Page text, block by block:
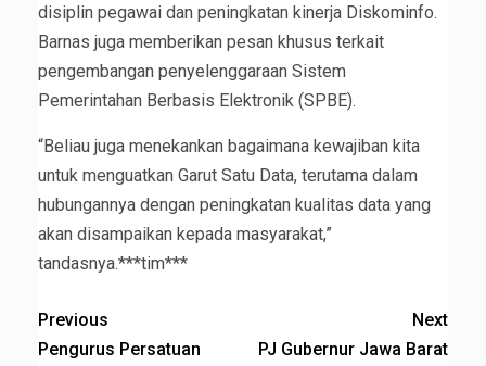
disiplin pegawai dan peningkatan kinerja Diskominfo.
Barnas juga memberikan pesan khusus terkait
pengembangan penyelenggaraan Sistem
Pemerintahan Berbasis Elektronik (SPBE).
“Beliau juga menekankan bagaimana kewajiban kita
untuk menguatkan Garut Satu Data, terutama dalam
hubungannya dengan peningkatan kualitas data yang
akan disampaikan kepada masyarakat,”
tandasnya.***tim***
Previous
Pengurus Persatuan
Next
PJ Gubernur Jawa Barat